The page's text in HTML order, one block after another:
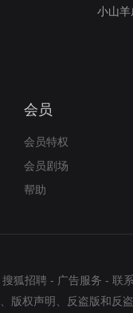
小山
会员
会员特权
会员剧场
帮助
搜狐招聘 - 广告服务 - 联
版权声明 反盗版和反